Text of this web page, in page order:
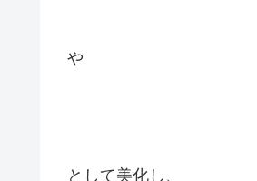
や
として美化し、